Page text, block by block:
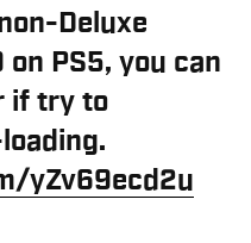
Deluxe
on PS5, you can
if try to
yZv69ecd2u